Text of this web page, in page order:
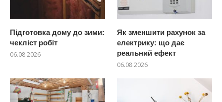
Підготовка дому до зими:
чекліст робіт
06.08.2026
Як зменшити рахунок за
електрику: що дає
реальний ефект
06.08.2026